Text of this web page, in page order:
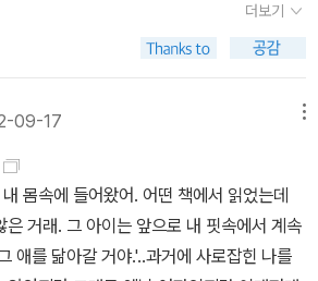
은 진행 방식이 특이했다.등장인물들이 서로
행되는 것.책 초반에 이미 사건은 벌어지
돌아가며 자신의 이야기(- 자신의 생각,
한 진행 방식이란 점은 동의한다.그리고
묘사가 두드러진다.근데 이게 중간을 넘어
면 고봉 밥 수준으로 상세한 서술이 그 캐
는 건 좋은데어쩔 수 없이 겹쳐지는 상황
까마치 읽었던 내용을 세 번, 네 번 반복하는
가선 지루함을 깔면서 읽게 된다.마치 시
더보기
09-17
몸속에 들어왔어. 어떤 책에서 읽었는데
은 거래. 그 아이는 앞으로 내 핏속에서 계속
애를 닮아갈 거야.'..과거에 사로잡힌 나를